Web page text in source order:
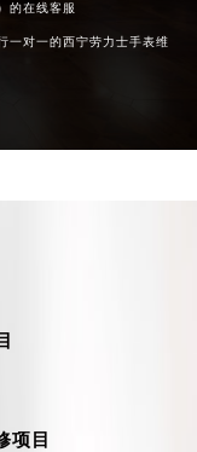
的在线客服
一对一的西宁劳力士手表维
项目